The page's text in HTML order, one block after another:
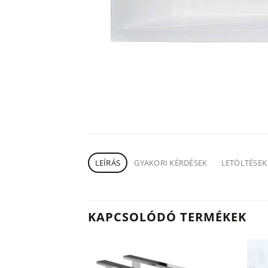
LEÍRÁS GYAKORI KÉRDÉSEK LETÖLTÉSEK
KAPCSOLÓDÓ TERMÉKEK